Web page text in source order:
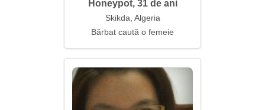
Honeypot, 31 de ani
Skikda, Algeria
Bărbat caută o femeie